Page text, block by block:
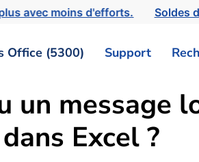
avec moins d'efforts. Soldes
Office (5300) Support
message
Excel ?